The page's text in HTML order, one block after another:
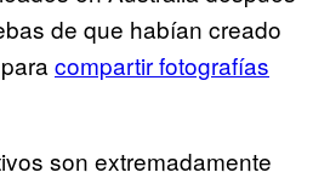
de que habían creado
compartir fotografías
son extremadamente